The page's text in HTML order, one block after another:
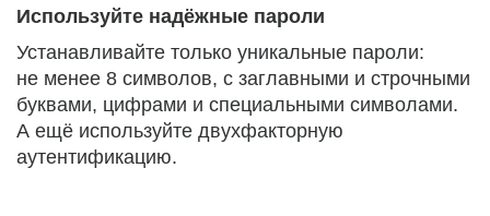
Используйте надёжные пароли
Устанавливайте только уникальные пароли:
не менее 8 символов, с заглавными и строчными
буквами, цифрами и специальными символами.
А ещё используйте двухфакторную
аутентификацию.